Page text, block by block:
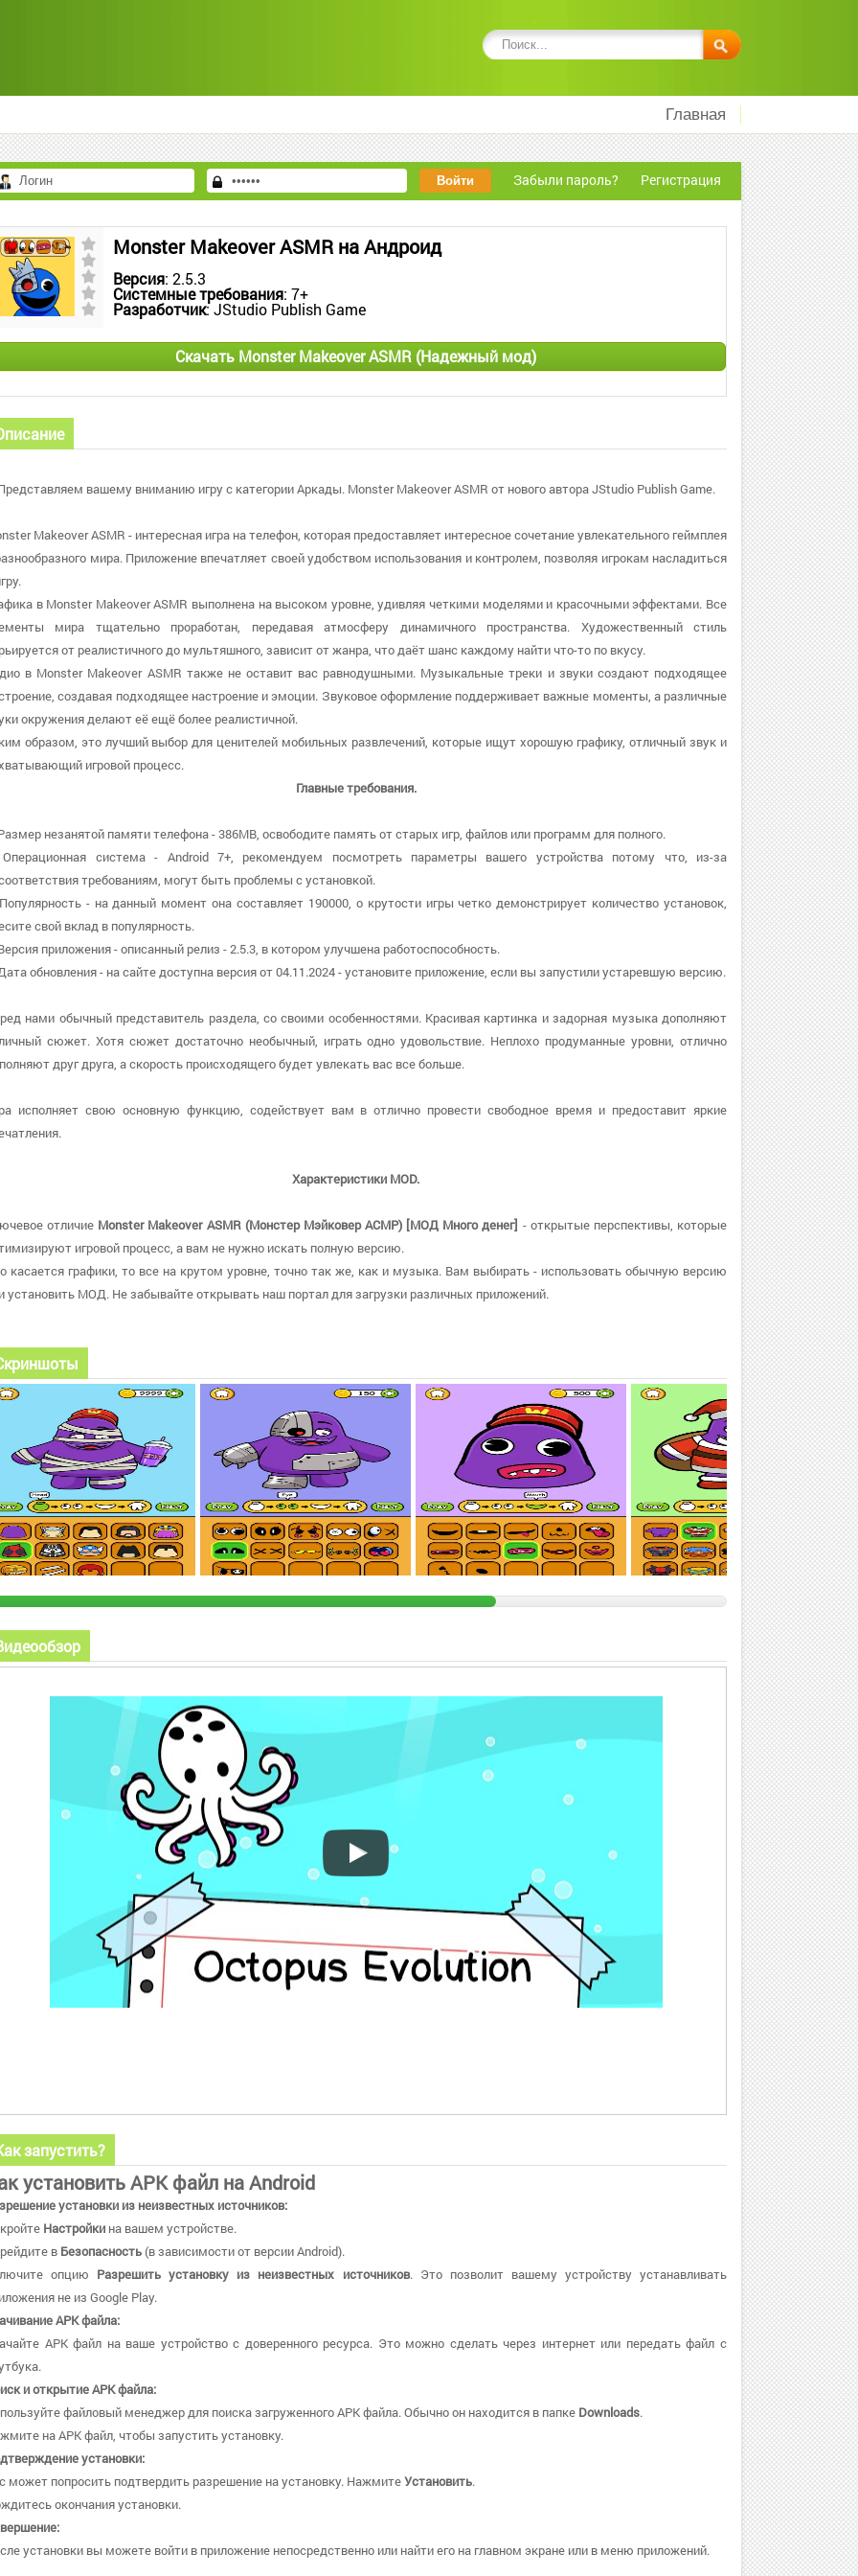
Главная
Забыли пароль? Регистрация
Monster Makeover ASMR на Андроид
Версия: 2.5.3
Системные требования: 7+
Разработчик: JStudio Publish Game
Скачать Monster Makeover ASMR (Надежный мод)
вашему вниманию игру с категории Аркады. Monster Makeover ASMR от нового автора JStudio Publish Game.
Makeover ASMR - интересная игра на телефон, которая предоставляет интересное сочетание увлекательного геймплея
мира. Приложение впечатляет своей удобством использования и контролем, позволяя игрокам насладиться
в Monster Makeover ASMR выполнена на высоком уровне, удивляя четкими моделями и красочными эффектами. Все
мира тщательно проработан, передавая атмосферу динамичного пространства. Художественный стиль
от реалистичного до мультяшного, зависит от жанра, что даёт шанс каждому найти что-то по вкусу.
в Monster Makeover ASMR также не оставит вас равнодушными. Музыкальные треки и звуки создают подходящее
создавая подходящее настроение и эмоции. Звуковое оформление поддерживает важные моменты, а различные
окружения делают её ещё более реалистичной.
образом, это лучший выбор для ценителей мобильных развлечений, которые ищут хорошую графику, отличный звук и
игровой процесс.
Главные требования.
незанятой памяти телефона - 386MB, освободите память от старых игр, файлов или программ для полного.
система - Android 7+, рекомендуем посмотреть параметры вашего устройства потому что, из-за
требованиям, могут быть проблемы с установкой.
- на данный момент она составляет 190000, о крутости игры четко демонстрирует количество установок,
свой вклад в популярность.
приложения - описанный релиз - 2.5.3, в котором улучшена работоспособность.
обновления - на сайте доступна версия от 04.11.2024 - установите приложение, если вы запустили устаревшую версию.
нами обычный представитель раздела, со своими особенностями. Красивая картинка и задорная музыка дополняют
сюжет. Хотя сюжет достаточно необычный, играть одно удовольствие. Неплохо продуманные уровни, отлично
друг друга, а скорость происходящего будет увлекать вас все больше.
исполняет свою основную функцию, содействует вам в отлично провести свободное время и предоставит яркие
Характеристики MOD.
отличие Monster Makeover ASMR (Монстер Мэйковер АСМР) [МОД Много денег] - открытые перспективы, которые
игровой процесс, а вам не нужно искать полную версию.
касается графики, то все на крутом уровне, точно так же, как и музыка. Вам выбирать - использовать обычную версию
установить МОД. Не забывайте открывать наш портал для загрузки различных приложений.
запустить?
установить APK файл на Android
установки из неизвестных источников:
Настройки на вашем устройстве.
в Безопасность (в зависимости от версии Android).
опцию Разрешить установку из неизвестных источников. Это позволит вашему устройству устанавливать
не из Google Play.
APK файла:
APK файл на ваше устройство с доверенного ресурса. Это можно сделать через интернет или передать файл с
и открытие APK файла:
файловый менеджер для поиска загруженного APK файла. Обычно он находится в папке Downloads.
на APK файл, чтобы запустить установку.
установки:
может попросить подтвердить разрешение на установку. НажмитеУстановить.
окончания установки.
установки вы можете войти в приложение непосредственно или найти его на главном экране или в меню приложений.